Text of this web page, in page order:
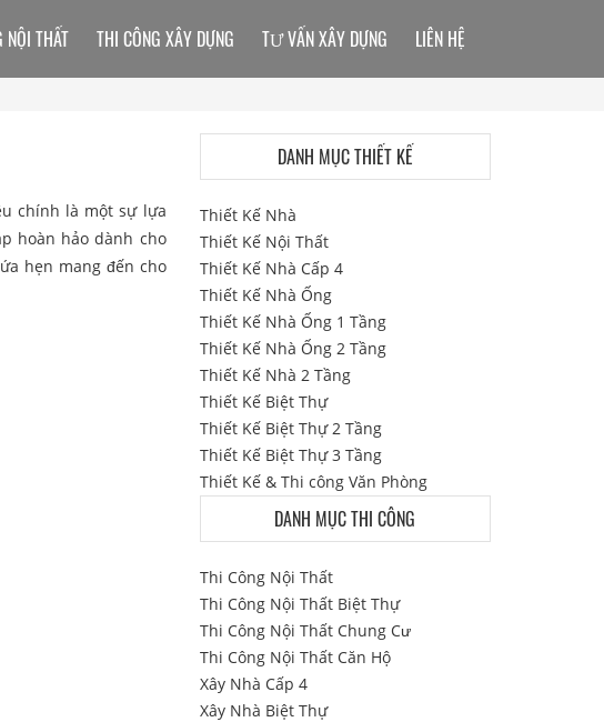
chính là một sự lựa
hoàn hảo dành cho
hẹn mang đến cho
NỘI THẤT THI CÔNG XÂY DỰNG TƯ VẤN XÂY DỰNG LIÊN HỆ
DANH MỤC THIẾT KẾ
Thiết Kế Nhà
Thiết Kế Nội Thất
Thiết Kế Nhà Cấp 4
Thiết Kế Nhà Ống
Thiết Kế Nhà Ống 1 Tầng
Thiết Kế Nhà Ống 2 Tầng
Thiết Kế Nhà 2 Tầng
Thiết Kế Biệt Thự
Thiết Kế Biệt Thự 2 Tầng
Thiết Kế Biệt Thự 3 Tầng
Thiết Kế & Thi công Văn Phòng
DANH MỤC THI CÔNG
Thi Công Nội Thất
Thi Công Nội Thất Biệt Thự
Thi Công Nội Thất Chung Cư
Thi Công Nội Thất Căn Hộ
Xây Nhà Cấp 4
Xây Nhà Biệt Thự